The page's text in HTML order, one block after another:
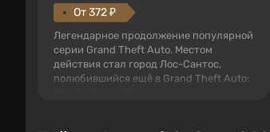
От 372 ₽
Легендарное продолжение популярной
серии Grand Theft Auto. Местом
действия стал город Лос-Сантос,
полюбившийся ещё в Grand Theft Auto: